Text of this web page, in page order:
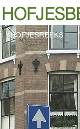
HOFJESREEKS